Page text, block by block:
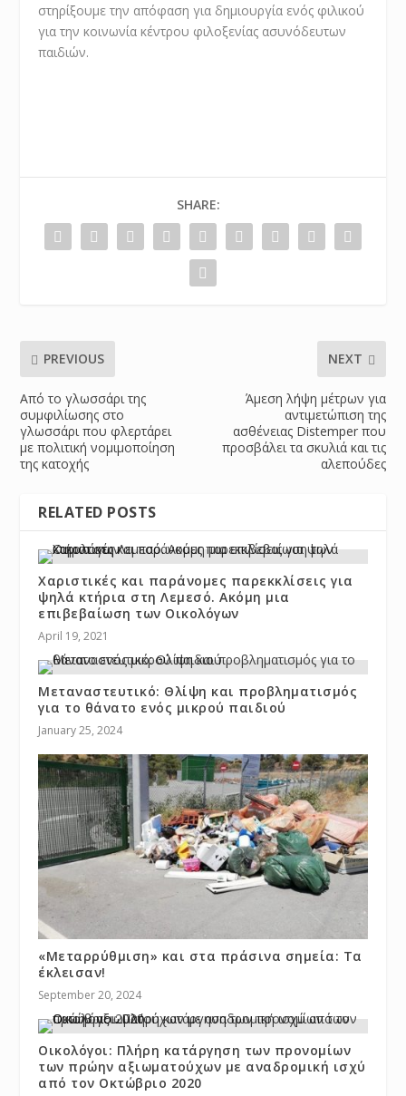
στηρίξουμε την απόφαση για δημιουργία ενός φιλικού
για την κοινωνία κέντρου φιλοξενίας ασυνόδευτων
παιδιών.
SHARE:
PREVIOUS
Από το γλωσσάρι της
συμφιλίωσης στο
γλωσσάρι που φλερτάρει
με πολιτική νομιμοποίηση
της κατοχής
NEXT
Άμεση λήψη μέτρων για
αντιμετώπιση της
ασθένειας Distemper που
προσβάλει τα σκυλιά και τις
αλεπούδες
RELATED POSTS
Χαριστικές και παράνομες παρεκκλίσεις για
ψηλά κτήρια στη Λεμεσό. Ακόμη μια
επιβεβαίωση των Οικολόγων
April 19, 2021
Μεταναστευτικό: Θλίψη και προβληματισμός
για το θάνατο ενός μικρού παιδιού
January 25, 2024
«Μεταρρύθμιση» και στα πράσινα σημεία: Τα
έκλεισαν!
September 20, 2024
Οικολόγοι: Πλήρη κατάργηση των προνομίων
των πρώην αξιωματούχων με αναδρομική ισχύ
από τον Οκτώβριο 2020